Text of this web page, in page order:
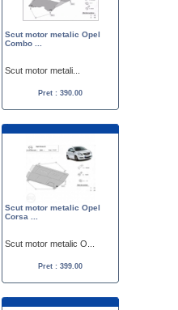
Scut motor metalic Opel
Combo ...
Scut motor metali...
Pret : 390.00
Scut motor metalic Opel
Corsa ...
Scut motor metalic O...
Pret : 399.00